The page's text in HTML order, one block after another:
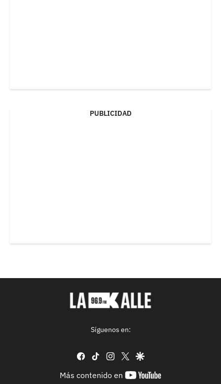
PUBLICIDAD
Síguenos en:
facebook
tiktok instagram
twittergoogle
Más contenido en
youtube-